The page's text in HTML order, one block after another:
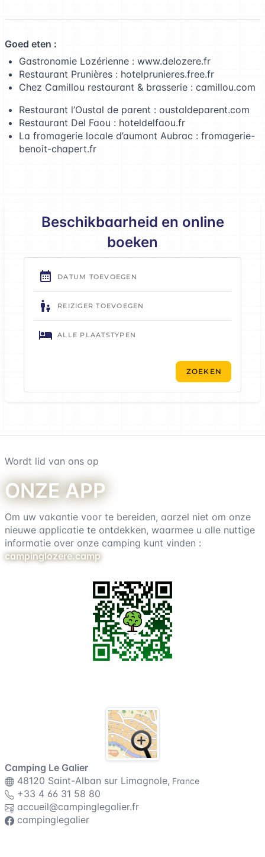
Goed eten :
Gastronomie Lozérienne : www.delozere.fr
Restaurant Prunières : hotelprunieres.free.fr
Chez Camillou restaurant & brasserie : camillou.com
Restaurant l’Oustal de parent : oustaldeparent.com
Restaurant Del Faou : hoteldelfaou.fr
La fromagerie locale d’aumont Aubrac : fromagerie-
benoit-chapert.fr
Beschikbaarheid en online
boeken
Wordt lid van ons op
onze app
Om uw vakantie voor te bereiden, aarzel niet om onze
nieuwe applicatie te ontdekken, waarmee u alle nuttige
informatie over onze camping kunt vinden :
campinglozere.camp
Camping Le Galier
48120 Saint-Alban sur Limagnole, France
+33 4 66 31 58 80
accueil@campinglegalier.fr
campinglegalier